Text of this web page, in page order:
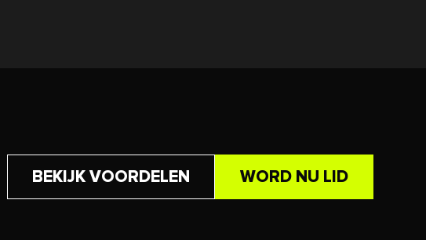
BEKIJK VOORDELEN WORD NU LID